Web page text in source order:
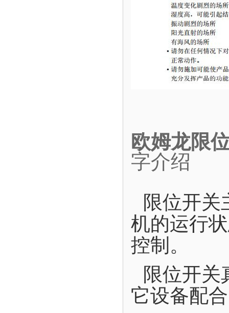
欧姆龙限
字介绍
限位开关
机的运行
控制。
限位开关
它设备配